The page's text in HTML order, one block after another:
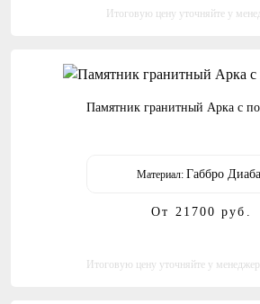
Итоговую цену уточняйте у
Памятник гранитный Арка с
Материал: Габбро
От 21700 руб.
Итоговую цену уточняйте у